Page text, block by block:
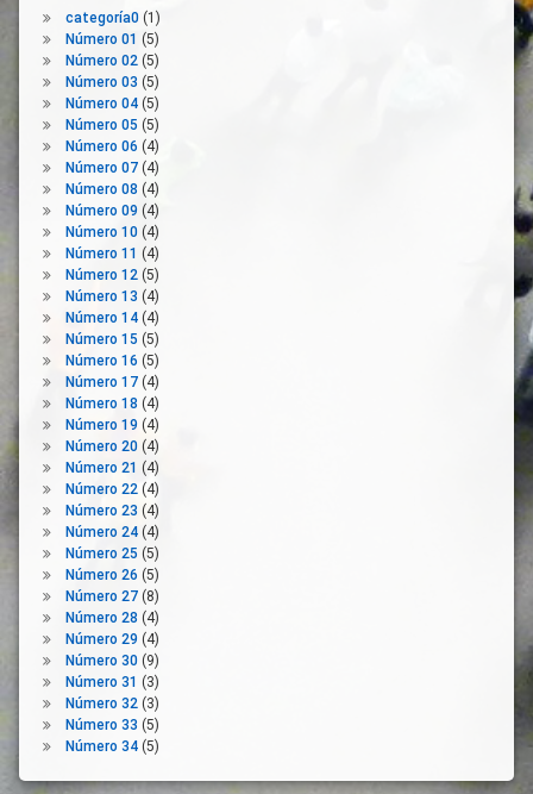
Mercado
Laboral
ODS
Pacto
Verde
Europeo
Participación
Presentación
Propuestas
Publicacion
Reconstrucción
Servicios
Publicos
Sostenibilidad
Superación
Justa
Transición
Ecológica
categoría0(1)
Número 01 (5)
Número 02(5)
Número 03 (5)
Número 04(5)
Número 05 (5)
Número 06 (4)
Número 07(4)
Número 08 (4)
Número 09 (4)
Número 10(4)
Número 11 (4)
Número 12(5)
Número 13 (4)
Número 14(4)
Número 15 (5)
Número 16 (5)
Número 17(4)
Número 18 (4)
Número 19 (4)
Número 20(4)
Número 21 (4)
Número 22(4)
Número 23 (4)
Número 24(4)
Número 25 (5)
Número 26 (5)
Número 27(8)
Número 28 (4)
Número 29 (4)
Número 30(9)
Número 31 (3)
Número 32(3)
Número 33 (5)
Número 34(5)